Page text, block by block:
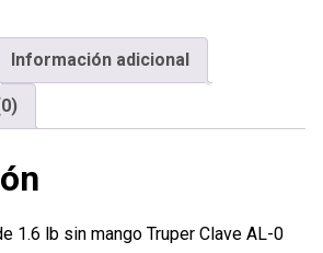
Información adicional
1.6 lb sin mango Truper Clave AL-0